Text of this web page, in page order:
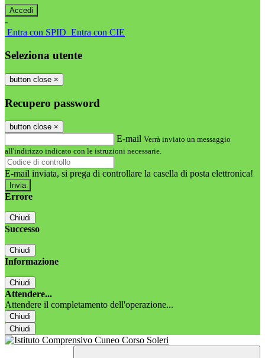
-
Entra con SPID Entra con CIE
Seleziona utente
button close ×
Recupero password
button close ×
E-mail Verrà inviato un messaggio
all'indirizzo indicato con le istruzioni necessarie.
E-mail inviata, si prega di controllare la casella di posta elettronica!
Errore
Chiudi
Successo
Chiudi
Informazione
Chiudi
Attendere...
Attendere il completamento dell'operazione...
Chiudi
Chiudi